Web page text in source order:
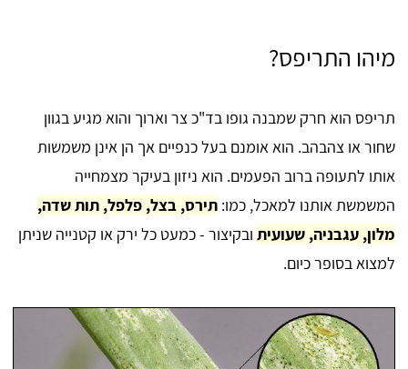
מיהו התריפס?
תריפס הוא חרק שמבנה גופו בד"כ צר וארוך והוא מגיע בגוון
שחור או צהבהב. הוא אומנם בעל כנפיים אך הן אינן משמשות
אותו לתעופה ברוב הפעמים. הוא ניזון בעיקר מצמחייה
המשמשת אותנו למאכל, כמו: תירס, בצל, פלפל, תות שדה,
מלון, עגבניה, שעועית ובקיצור - כמעט כל ירק או קטנייה שניתן
למצוא בסופר כיום.